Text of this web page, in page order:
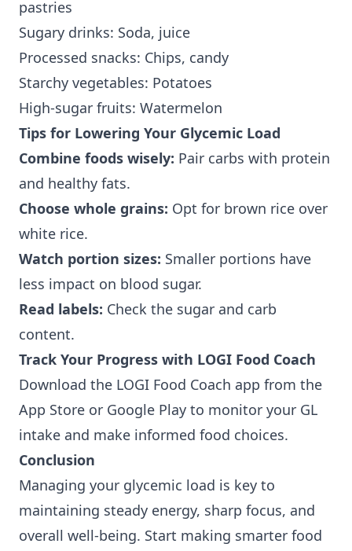
pastries
Sugary drinks: Soda, juice
Processed snacks: Chips, candy
Starchy vegetables: Potatoes
High-sugar fruits: Watermelon
Tips for Lowering Your Glycemic Load
Combine foods wisely: Pair carbs with protein
and healthy fats.
Choose whole grains: Opt for brown rice over
white rice.
Watch portion sizes: Smaller portions have
less impact on blood sugar.
Read labels: Check the sugar and carb
content.
Track Your Progress with LOGI Food Coach
Download the LOGI Food Coach app from the
App Store or Google Play to monitor your GL
intake and make informed food choices.
Conclusion
Managing your glycemic load is key to
maintaining steady energy, sharp focus, and
overall well-being. Start making smarter food